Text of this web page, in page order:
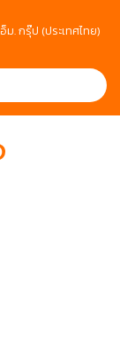
. กรุ๊ป (ประเทศไทย)